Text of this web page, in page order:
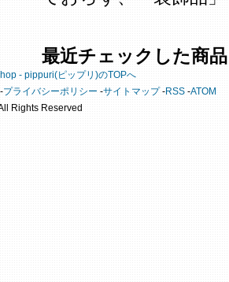
最近チェックした商品
- pippuri(ピップリ)のTOPへ
-プライバシーポリシー -サイトマップ-RSS -ATOM
Rights Reserved